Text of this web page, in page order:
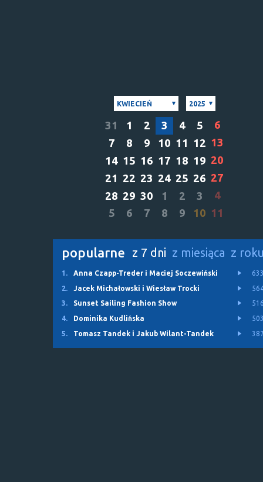
KWIECIEŃ 2025
31 1 2 3 4 5
6
7
8 9 10 11 12 13
14 15 16 17 18 19 20
21 22 23 24 25 26 27
28 29 30 1 2 3
4
5
6 7 8 9 10 11
popularne z 7 dni z miesiąca z
1. Anna Czapp-Treder i Maciej Soczewiński
2.
Jacek Michałowski i Wiesław Trocki
3.
Sunset Sailing Fashion Show
4.
Dominika Kudlińska
5.
Tomasz Tandek i Jakub Wilant-Tandek